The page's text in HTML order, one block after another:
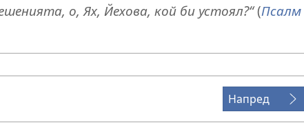
о, Ях, Йехова, кой би устоял?“(Псалм
Напред